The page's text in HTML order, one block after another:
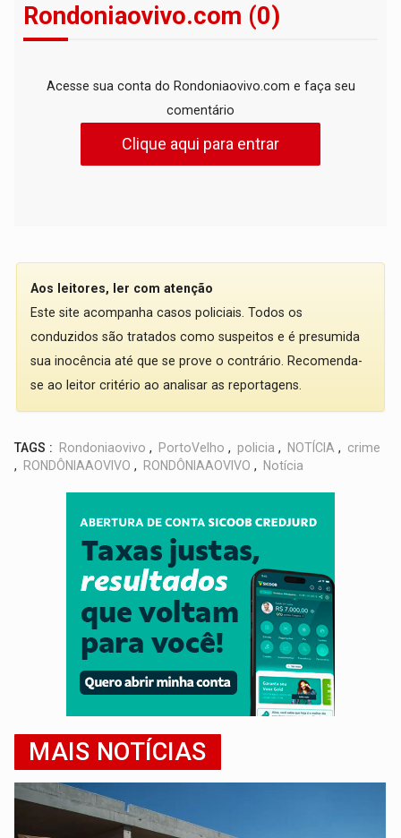
Rondoniaovivo.com (0)
Acesse sua conta do Rondoniaovivo.com e faça seu
comentário
Clique aqui para entrar
Aos leitores, ler com atenção
Este site acompanha casos policiais. Todos os
conduzidos são tratados como suspeitos e é presumida
sua inocência até que se prove o contrário. Recomenda-
se ao leitor critério ao analisar as reportagens.
TAGS : Rondoniaovivo , PortoVelho , policia , NOTÍCIA , crime
,
RONDÔNIAAOVIVO , RONDÔNIAAOVIVO , Notícia
MAIS NOTÍCIAS